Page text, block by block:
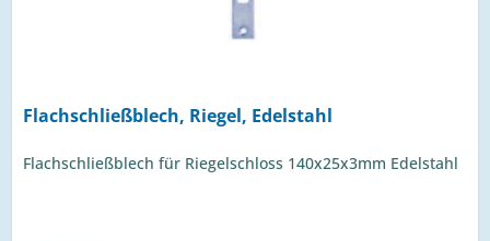
Flachschließblech, Riegel, Edelstahl
Flachschließblech für Riegelschloss 140x25x3mm Edelstahl